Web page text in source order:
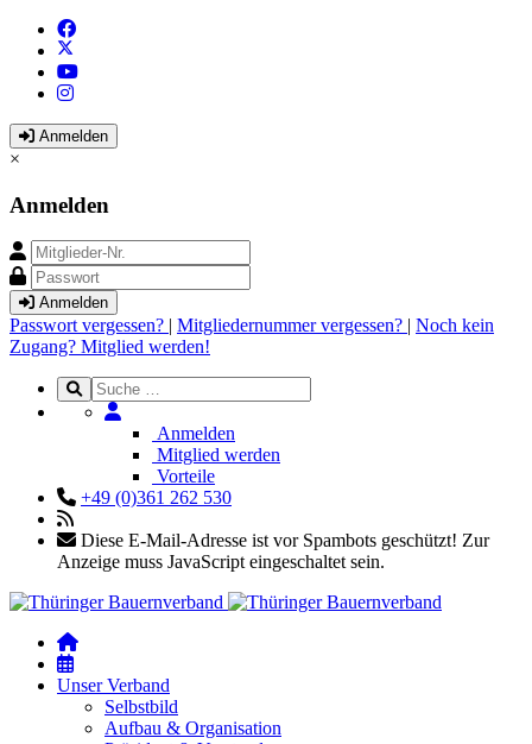
Anmelden
×
Anmelden
Anmelden
Passwort vergessen? | Mitgliedernummer vergessen? | Noch kein
Zugang? Mitglied werden!
Anmelden
Mitglied werden
Vorteile
+49 (0)361 262 530
Diese E-Mail-Adresse ist vor Spambots geschützt! Zur
Anzeige muss JavaScript eingeschaltet sein.
Unser Verband
Selbstbild
Aufbau & Organisation